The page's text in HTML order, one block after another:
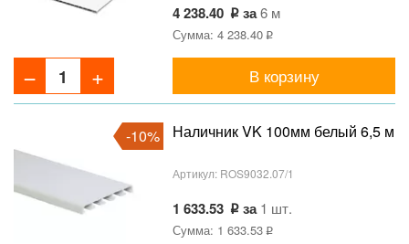
4 238.40 за6 м
Сумма: 4 238.40
В корзину
-10% Наличник VK 100мм белый 6,5 м
Артикул: ROS9032.07/1
1 633.53 за1 шт.
Сумма: 1 633.53